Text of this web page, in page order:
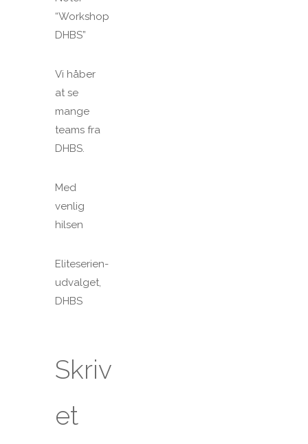
“Workshop
DHBS”
Vi håber
at se
mange
teams fra
DHBS.
Med
venlig
hilsen
Eliteserien-
udvalget,
DHBS
Skriv
et